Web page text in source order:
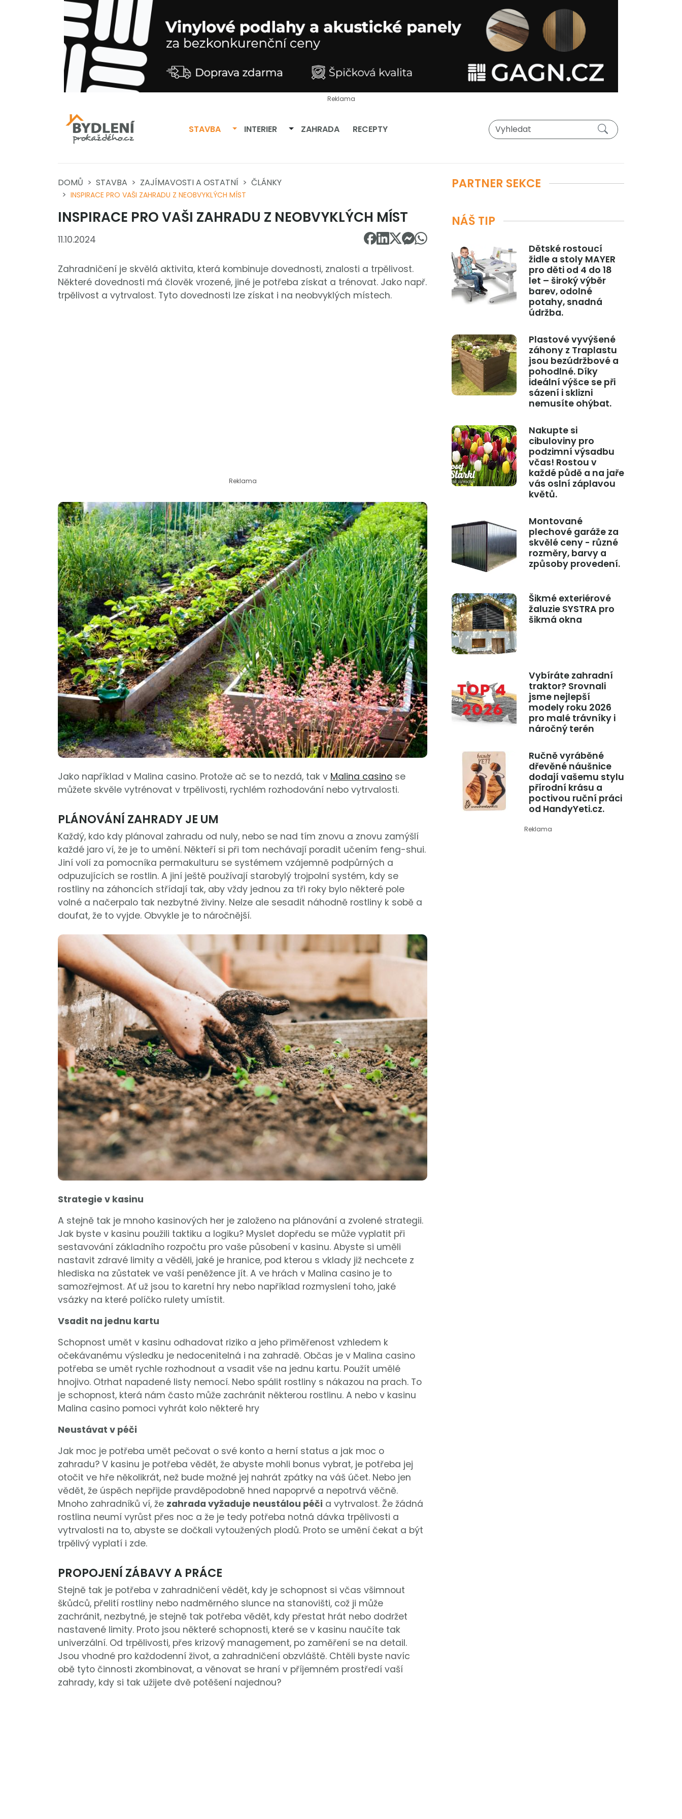
Reklama
STAVBA Přepnout dropdown
INTERIER Přepnout dropdown
ZAHRADA RECEPTY
DOMŮ STAVBA ZAJÍMAVOSTI A OSTATNÍ ČLÁNKY
INSPIRACE PRO VAŠI ZAHRADU Z NEOBVYKLÝCH MÍST
INSPIRACE PRO VAŠI ZAHRADU Z NEOBVYKLÝCH MÍST
11.10.2024
Zahradničení je skvělá aktivita, která kombinuje dovednosti, znalosti a trpělivost.
Některé dovednosti má člověk vrozené, jiné je potřeba získat a trénovat. Jako např.
trpělivost a vytrvalost. Tyto dovednosti lze získat i na neobvyklých místech.
Reklama
Jako například v Malina casino. Protože ač se to nezdá, tak v Malina casino se
můžete skvěle vytrénovat v trpělivosti, rychlém rozhodování nebo vytrvalosti.
PLÁNOVÁNÍ ZAHRADY JE UM
Každý, kdo kdy plánoval zahradu od nuly, nebo se nad tím znovu a znovu zamýšlí
každé jaro ví, že je to umění. Někteří si při tom nechávají poradit učením feng-shui.
Jiní volí za pomocníka permakulturu se systémem vzájemně podpůrných a
odpuzujících se rostlin. A jiní ještě používají starobylý trojpolní systém, kdy se
rostliny na záhoncích střídají tak, aby vždy jednou za tři roky bylo některé pole
volné a načerpalo tak nezbytné živiny. Nelze ale sesadit náhodně rostliny k sobě a
doufat, že to vyjde. Obvykle je to náročnější.
Strategie v kasinu
A stejně tak je mnoho kasinových her je založeno na plánování a zvolené strategii.
Jak byste v kasinu použili taktiku a logiku? Myslet dopředu se může vyplatit při
sestavování základního rozpočtu pro vaše působení v kasinu. Abyste si uměli
nastavit zdravé limity a věděli, jaké je hranice, pod kterou s vklady již nechcete z
hlediska na zůstatek ve vaší peněžence jít. A ve hrách v Malina casino je to
samozřejmost. Ať už jsou to karetní hry nebo například rozmyslení toho, jaké
vsázky na které políčko rulety umístit.
Vsadit na jednu kartu
Schopnost umět v kasinu odhadovat riziko a jeho přiměřenost vzhledem k
očekávanému výsledku je nedocenitelná i na zahradě. Občas je v Malina casino
potřeba se umět rychle rozhodnout a vsadit vše na jednu kartu. Použít umělé
hnojivo. Otrhat napadené listy nemocí. Nebo spálit rostliny s nákazou na prach. To
je schopnost, která nám často může zachránit některou rostlinu. A nebo v kasinu
Malina casino pomoci vyhrát kolo některé hry
Neustávat v péči
Jak moc je potřeba umět pečovat o své konto a herní status a jak moc o
zahradu? V kasinu je potřeba vědět, že abyste mohli bonus vybrat, je potřeba jej
otočit ve hře několikrát, než bude možné jej nahrát zpátky na váš účet. Nebo jen
vědět, že úspěch nepřijde pravděpodobně hned napoprvé a nepotrvá věčně.
Mnoho zahradníků ví, že zahrada vyžaduje neustálou péči a vytrvalost. Že žádná
rostlina neumí vyrůst přes noc a že je tedy potřeba notná dávka trpělivosti a
vytrvalosti na to, abyste se dočkali vytoužených plodů. Proto se umění čekat a být
trpělivý vyplatí i zde.
PROPOJENÍ ZÁBAVY A PRÁCE
Stejně tak je potřeba v zahradničení vědět, kdy je schopnost si včas všimnout
škůdců, přelití rostliny nebo nadměrného slunce na stanovišti, což ji může
zachránit, nezbytné, je stejně tak potřeba vědět, kdy přestat hrát nebo dodržet
nastavené limity. Proto jsou některé schopnosti, které se v kasinu naučíte tak
univerzální. Od trpělivosti, přes krizový management, po zaměření se na detail.
Jsou vhodné pro každodenní život, a zahradničení obzvláště. Chtěli byste navíc
obě tyto činnosti zkombinovat, a věnovat se hraní v příjemném prostředí vaší
zahrady, kdy si tak užijete dvě potěšení najednou?
PARTNER SEKCE
NÁŠ TIP
Dětské rostoucí
židle a stoly MAYER
pro děti od 4 do 18
let – široký výběr
barev, odolné
potahy, snadná
údržba.
Plastové vyvýšené
záhony z Traplastu
jsou bezúdržbové a
pohodlné. Díky
ideální výšce se při
sázení i sklizni
nemusíte ohýbat.
Nakupte si
cibuloviny pro
podzimní výsadbu
včas! Rostou v
každé půdě a na jaře
vás oslní záplavou
květů.
Montované
plechové garáže za
skvělé ceny - různé
rozměry, barvy a
způsoby provedení.
Šikmé exteriérové
žaluzie SYSTRA pro
šikmá okna
Vybíráte zahradní
traktor? Srovnali
jsme nejlepší
modely roku 2026
pro malé trávníky i
náročný terén
Ručně vyráběné
dřevěné náušnice
dodají vašemu stylu
přírodní krásu a
poctivou ruční práci
od HandyYeti.cz.
Reklama